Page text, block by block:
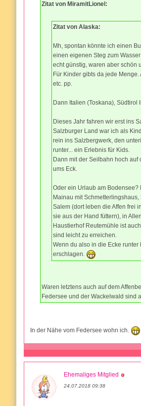
Zitat von MiramitLionel:
Zitat von Alaska:
Mh, spontan könnte ich einen
einen eigenen Steg zum
echt günstig, waren aber schön
Für Kinder gibts da jede
etc. pp.
Dann Italien (Toskana), Südtirol
Dieses Jahr fahren wir erst ins
Salzburger Land war ich als
rein ins Salzbergwerk, den
runter... ein Erlebnis für Kids.
Dann mit der Seilbahn hoch
ums Eck.
Oder ein Urlaub am Bodensee?
Mainau mit
Salem (dort leben die Affen frei
sie aus der Hand füttern), in
Haustierhof Reutemühle ist
sind leicht zu erreichen.
Wenn du also in die Ecke
erschlagen.
Waren letztens auch auf dem
Federsee und der Wackelwald sind
In der Nähe vom Federsee wohn ich.
Ehemaliges Mitglied
24.07.2018 09:38